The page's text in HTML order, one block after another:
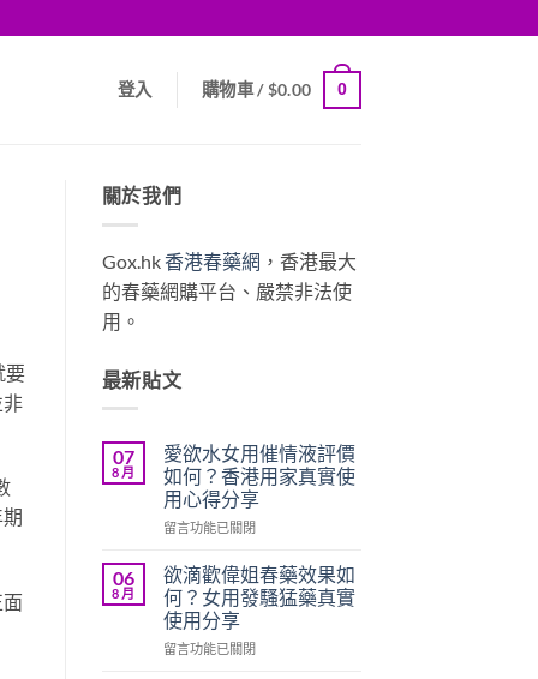
登入 購物車 /$0.00 0
要
關於我們
Gox.hk香港春藥網 ，香港最大
的春藥網購平台、嚴禁非法使
用。
最新貼文
07
8 月
愛欲水女用催情液評價
如何？香港用家真實使
用心得分享
在
欲
水
女
用
催
留言功能已關閉
06
8 月
欲滴歡偉姐春藥效果如
何？女用發騷猛藥真實
使用分享
在
留言功能已關閉